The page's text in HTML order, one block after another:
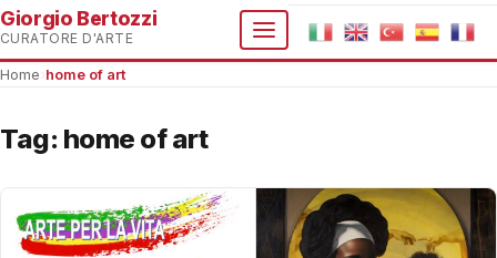
Giorgio Bertozzi
CURATORE D'ARTE
Home home of art
Tag: home of art